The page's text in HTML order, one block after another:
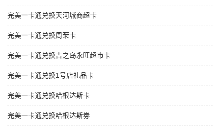
完美一卡通兑换天河城商超卡
完美一卡通兑换周茉卡
完美一卡通兑换吉之岛永旺超市卡
完美一卡通兑换1号店礼品卡
完美一卡通兑换哈根达斯卡
完美一卡通兑换哈根达斯劵